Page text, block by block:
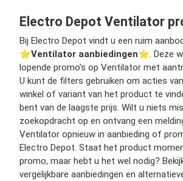
Electro Depot Ventilator
Bij Electro Depot vindt u een ruim
⭐️Ventilator aanbiedingen⭐️. Deze
lopende promo’s op Ventilator met
U kunt de filters gebruiken om acties
winkel of variant van het product te
bent van de laagste prijs. Wilt u niets
zoekopdracht op en ontvang een
Ventilator opnieuw in aanbieding of
Electro Depot. Staat het product
promo, maar hebt u het wel nodig?
vergelijkbare aanbiedingen en